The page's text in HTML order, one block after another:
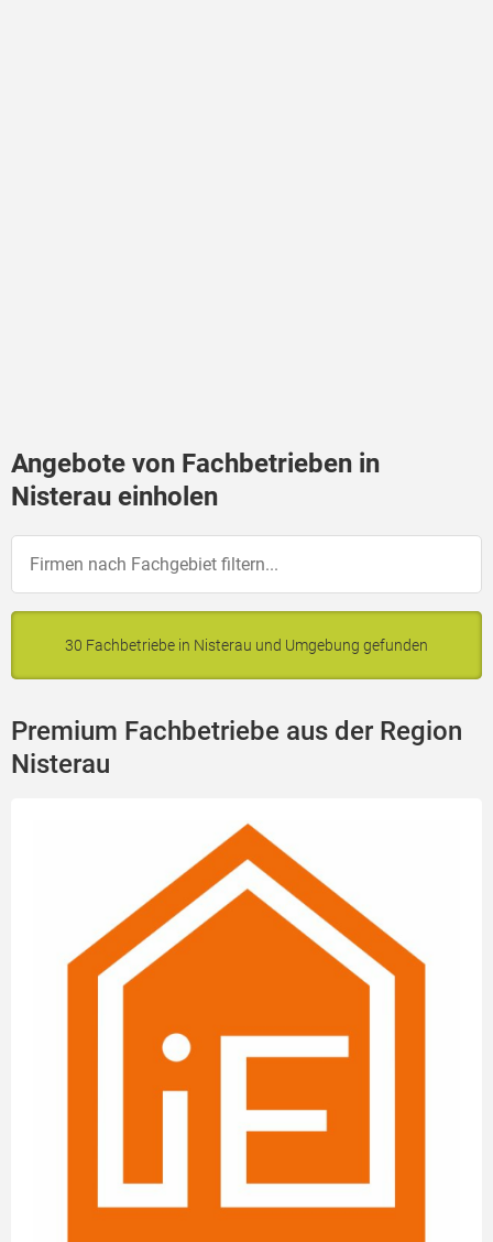
Angebote von Fachbetrieben in
Nisterau einholen
30 Fachbetriebe in Nisterau und Umgebung gefunden
Premium Fachbetriebe aus der Region
Nisterau